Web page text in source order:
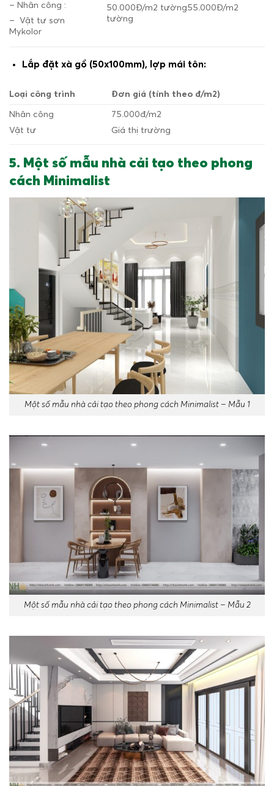
– Nhân công :
–
Vật tư sơn
Mykolor
50.000Đ/m2 tường55.000Đ/m2
tường
Lắp đặt xà gồ (50x100mm), lợp mái tôn:
Loại công trình Đơn giá (tính theo đ/m2)
Nhân công
Vật tư
75.000đ/m2
Giá thị trường
5. Một số mẫu nhà cải tạo theo phong
cách Minimalist
Một số mẫu nhà cải tạo theo phong cách Minimalist – Mẫu 1
Một số mẫu nhà cải tạo theo phong cách Minimalist – Mẫu 2